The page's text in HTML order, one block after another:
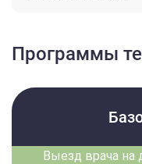
Программы
Выезд врача на